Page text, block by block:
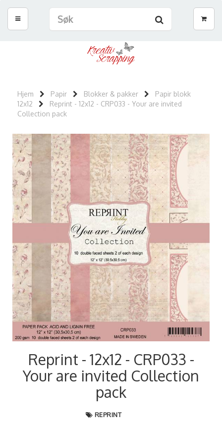
Hjem Papir Blokker & pakker
Papir blokk
12x12
Reprint - 12x12 - CRP033 - Your are invited
Collection pack
Reprint - 12x12 - CRP033 -
Your are invited Collection
pack
REPRINT